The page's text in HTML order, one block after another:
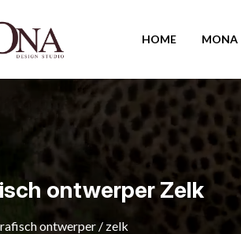
HOME MONA
ontwerper Zelk
ontwerper/ zelk